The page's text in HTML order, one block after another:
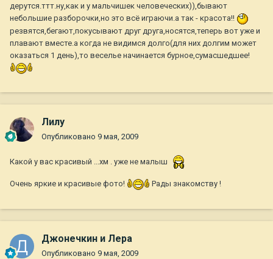
дерутся.ттт.ну,как и у мальчишек человеческих)),бывают
небольшие разборочки,но это всё играючи.а так - красота!!
резвятся,бегают,покусывают друг друга,носятся,теперь вот уже и
плавают вместе.а когда не видимся долго(для них долгим может
оказаться 1 день),то веселье начинается бурное,сумасшедшее!
Лилу
Опубликовано 9 мая, 2009
Какой у вас красивый ...хм . уже не малыш
Очень яркие и красивые фото! Рады знакомству !
Джонечкин и Лера
Опубликовано 9 мая, 2009